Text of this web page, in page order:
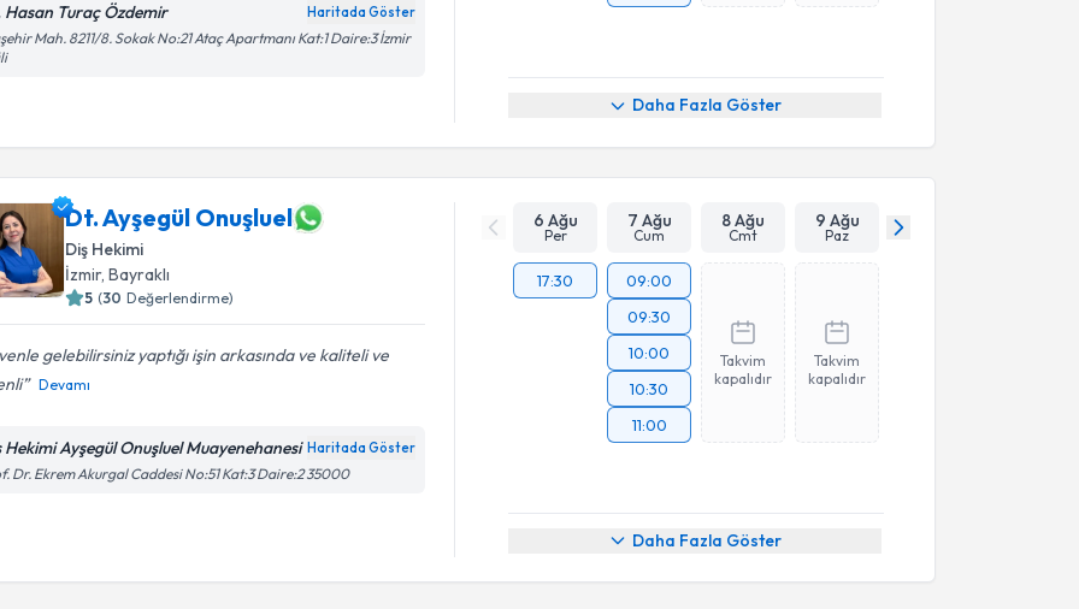
Hasan Turaç Özdemir Haritada Göster
Mah. 8211/8. Sokak No:21 Ataç Apartmanı Kat:1 Daire:3 İzmir
Daha Fazla Göster
Dt. Ayşegül Onuşluel
Diş Hekimi
İzmir, Bayraklı
5 (30 Değerlendirme)
gelebilirsiniz yaptığı işin arkasında ve kaliteli ve
Devamı
Hekimi Ayşegül Onuşluel Muayenehanesi Haritada Göster
Dr. Ekrem Akurgal Caddesi No:51 Kat:3 Daire:2 35000
6 Ağu
Per
7 Ağu
Cum
8 Ağu
Cmt
9 Ağu
Paz
17:30
09:00
09:30
10:00
10:30
11:00
Takvim
kapalıdır
Takvim
kapalıdır
Daha Fazla Göster